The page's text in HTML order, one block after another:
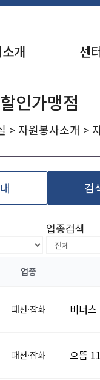
개 센
인가맹점
>자원봉사소개 >
검
업종검색
업종
패션·잡화 비너
패션·잡화 으뜸